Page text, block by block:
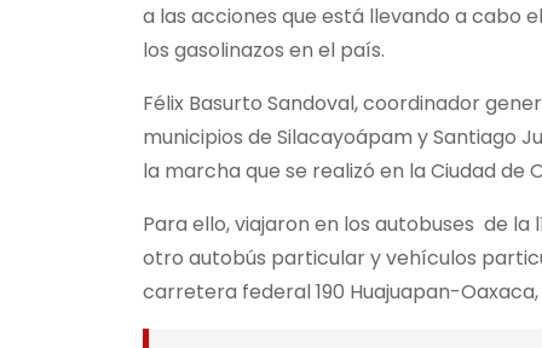
a las acciones que está llevando a cabo
los gasolinazos en el país.
Félix Basurto Sandoval, coordinador
municipios de Silacayoápam y Santiago
la marcha que se realizó en la Ciudad de
Para ello, viajaron en los autobuses de
otro autobús particular y vehículos
carretera federal 190 Huajuapan-